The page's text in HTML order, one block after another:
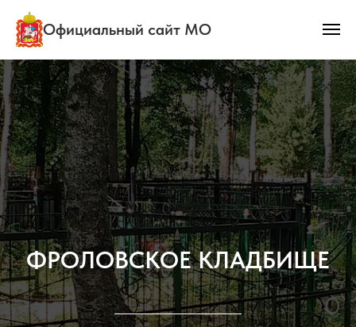
Официальный сайт МО
ФРОЛОВСКОЕ КЛАДБИЩЕ